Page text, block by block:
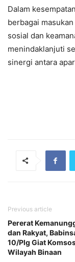
Dalam
berbagai
sosial dan
menindaklanjuti
sinergi antara
Previous article
Pererat
dan Rakyat,
10/Plg Giat
Wilayah Binaan